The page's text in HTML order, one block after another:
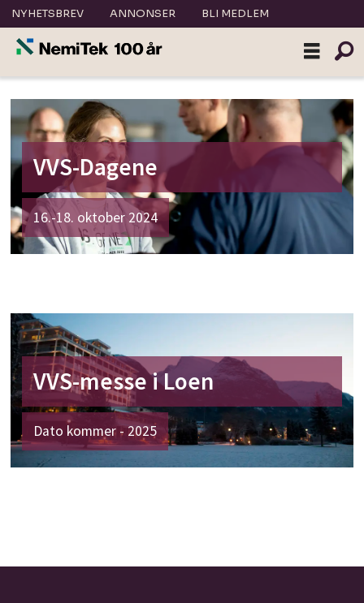
NYHETSBREV ANNONSER BLI MEDLEM
Messer
VVS-Dagene
16.-18. oktober 2024
VVS-messe i Loen
Dato kommer - 2025